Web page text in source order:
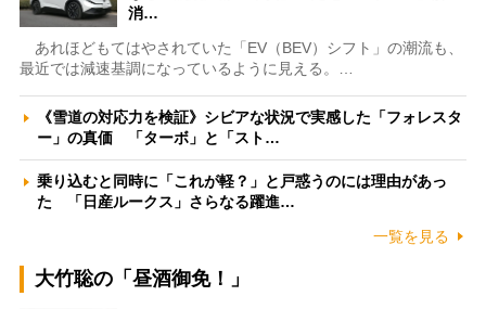
消…
あれほどもてはやされていた「EV（BEV）シフト」の潮流も、
最近では減速基調になっているように見える。…
《雪道の対応力を検証》シビアな状況で実感した「フォレスタ
ー」の真価 「ターボ」と「スト…
乗り込むと同時に「これが軽？」と戸惑うのには理由があっ
た 「日産ルークス」さらなる躍進…
一覧を見る
大竹聡の「昼酒御免！」